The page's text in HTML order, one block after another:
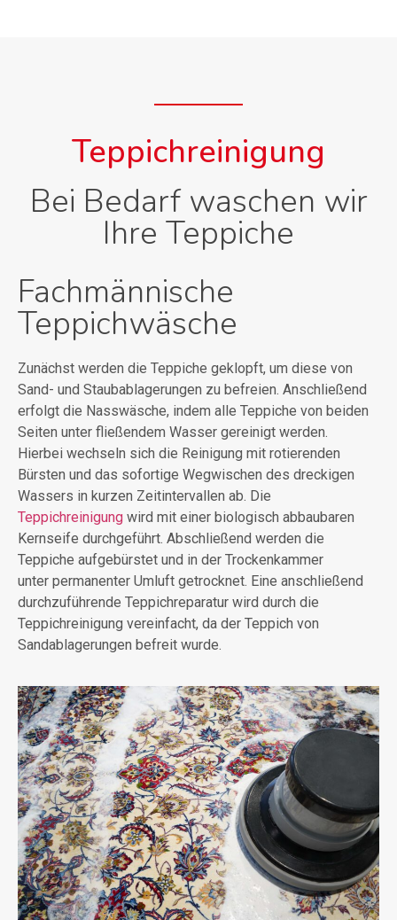
Teppichreinigung
Bei Bedarf waschen wir
Ihre Teppiche
Fachmännische
Teppichwäsche
Zunächst werden die Teppiche geklopft, um diese von
Sand- und Staubablagerungen zu befreien. Anschließend
erfolgt die Nasswäsche, indem alle Teppiche von beiden
Seiten unter fließendem Wasser gereinigt werden.
Hierbei wechseln sich die Reinigung mit rotierenden
Bürsten und das sofortige Wegwischen des dreckigen
Wassers in kurzen Zeitintervallen ab. Die
Teppichreinigung wird mit einer biologisch abbaubaren
Kernseife durchgeführt. Abschließend werden die
Teppiche aufgebürstet und in der Trockenkammer
unter permanenter Umluft getrocknet. Eine anschließend
durchzuführende Teppichreparatur wird durch die
Teppichreinigung vereinfacht, da der Teppich von
Sandablagerungen befreit wurde.